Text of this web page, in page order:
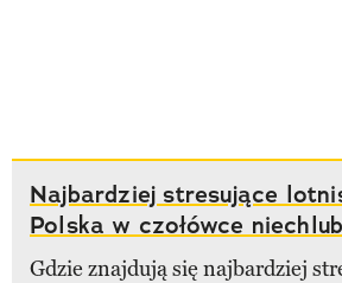
Najbardziej stresujące
Polska w czołówce
Gdzie znajdują się najbardziej